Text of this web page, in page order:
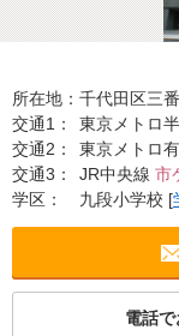
所在地： 千代田区三
交通1：
東京メトロ
交通2：
東京メトロ
交通3：
JR中央線 市
学区：
九段小学校 [
電話